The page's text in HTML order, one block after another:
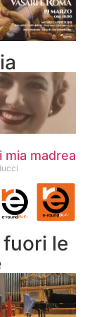
mia madrea
le